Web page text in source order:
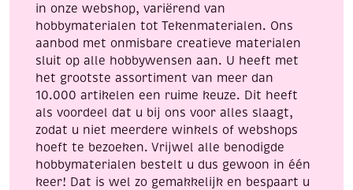
in onze webshop, variërend van
hobbymaterialen tot Tekenmaterialen. Ons
aanbod met onmisbare creatieve materialen
sluit op alle hobbywensen aan. U heeft met
het grootste assortiment van meer dan
10.000 artikelen een ruime keuze. Dit heeft
als voordeel dat u bij ons voor alles slaagt,
zodat u niet meerdere winkels of webshops
hoeft te bezoeken. Vrijwel alle benodigde
hobbymaterialen bestelt u dus gewoon in één
keer! Dat is wel zo gemakkelijk en bespaart u